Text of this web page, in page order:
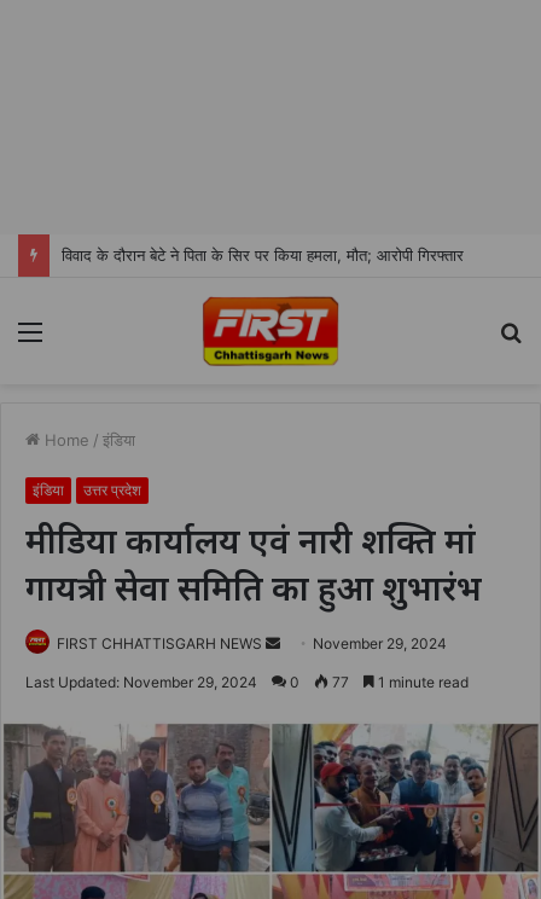
Menu
Home / इंडिया
इंडिया उत्तर प्रदेश
मीडिया कार्यालय एवं नारी शक्ति मां
गायत्री सेवा समिति का हुआ शुभारंभ
FIRST CHHATTISGARH NEWS
Send
an
November 29, 2024
Last Updated: November 29, 2024 0 77 1 minute read